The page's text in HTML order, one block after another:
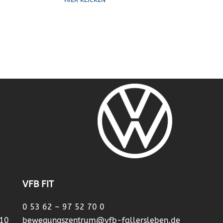
VFB FIT
0 53 62 – 97 52 70 0
bewegungszentrum@vfb-fallersleben.de